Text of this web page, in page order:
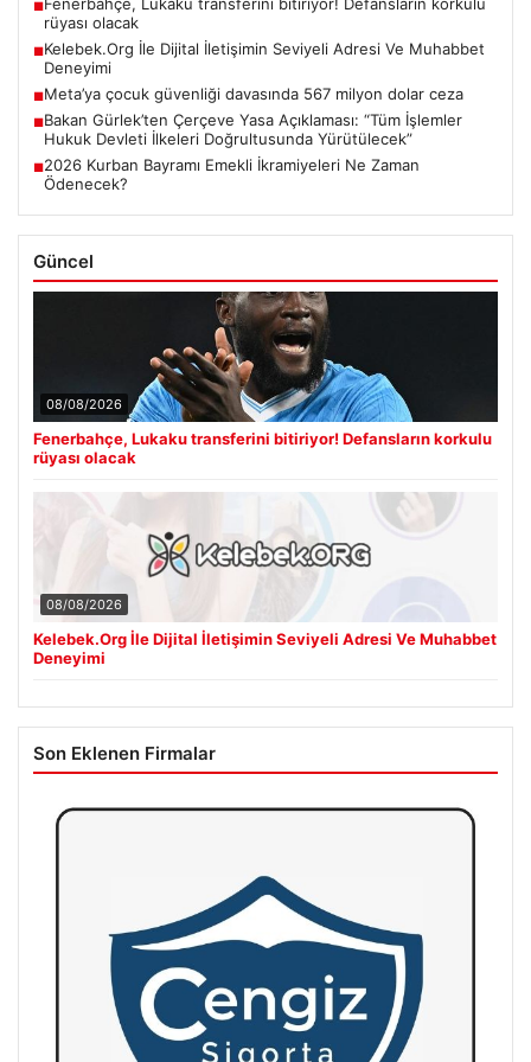
■
rüyası olacak
■Kelebek.Org İle Dijital İletişimin Seviyeli Adresi Ve Muhabbet
Deneyimi
■Meta’ya çocuk güvenliği davasında 567 milyon dolar ceza
■Bakan Gürlek’ten Çerçeve Yasa Açıklaması: “Tüm İşlemler
Hukuk Devleti İlkeleri Doğrultusunda Yürütülecek”
■2026 Kurban Bayramı Emekli İkramiyeleri Ne Zaman
Ödenecek?
Güncel
08/08/2026
Fenerbahçe, Lukaku transferini bitiriyor! Defansların korkulu
rüyası olacak
08/08/2026
Kelebek.Org İle Dijital İletişimin Seviyeli Adresi Ve Muhabbet
Deneyimi
Son Eklenen Firmalar